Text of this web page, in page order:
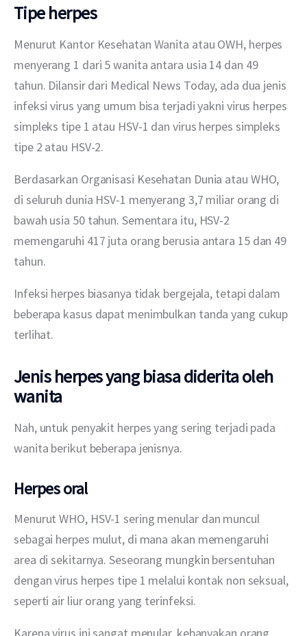
Tipe herpes
Menurut Kantor Kesehatan Wanita atau OWH, herpes
menyerang 1 dari 5 wanita antara usia 14 dan 49
tahun. Dilansir dari Medical News Today, ada dua jenis
infeksi virus yang umum bisa terjadi yakni virus herpes
simpleks tipe 1 atau HSV-1 dan virus herpes simpleks
tipe 2 atau HSV-2.
Berdasarkan Organisasi Kesehatan Dunia atau WHO,
di seluruh dunia HSV-1 menyerang 3,7 miliar orang di
bawah usia 50 tahun. Sementara itu, HSV-2
memengaruhi 417 juta orang berusia antara 15 dan 49
tahun.
Infeksi herpes biasanya tidak bergejala, tetapi dalam
beberapa kasus dapat menimbulkan tanda yang cukup
terlihat.
Jenis herpes yang biasa diderita oleh
wanita
Nah, untuk penyakit herpes yang sering terjadi pada
wanita berikut beberapa jenisnya.
Herpes oral
Menurut WHO, HSV-1 sering menular dan muncul
sebagai herpes mulut, di mana akan memengaruhi
area di sekitarnya. Seseorang mungkin bersentuhan
dengan virus herpes tipe 1 melalui kontak non seksual,
seperti air liur orang yang terinfeksi.